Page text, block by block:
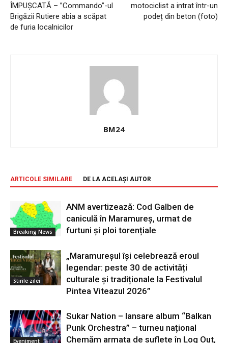
ÎMPUȘCATĂ – ”Commando”-ul
Brigăzii Rutiere abia a scăpat
de furia localnicilor
motociclist a intrat într-un
podeț din beton (foto)
BM24
ARTICOLE SIMILARE DE LA ACELAȘI AUTOR
Breaking News
ANM avertizează: Cod Galben de
caniculă în Maramureș, urmat de
furtuni și ploi torențiale
Stirile zilei
„Maramureșul își celebrează eroul
legendar: peste 30 de activități
culturale și tradiționale la Festivalul
Pintea Viteazul 2026”
Eveniment
Sukar Nation – lansare album “Balkan
Punk Orchestra” – turneu național
Chemăm armata de suflete în Log Out,